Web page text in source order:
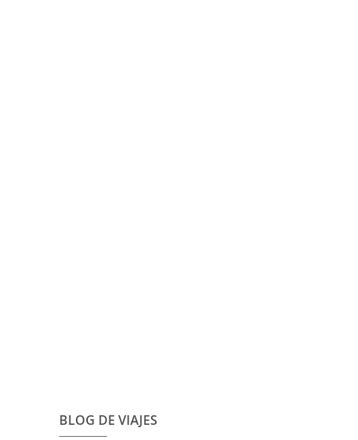
BLOG DE VIAJES